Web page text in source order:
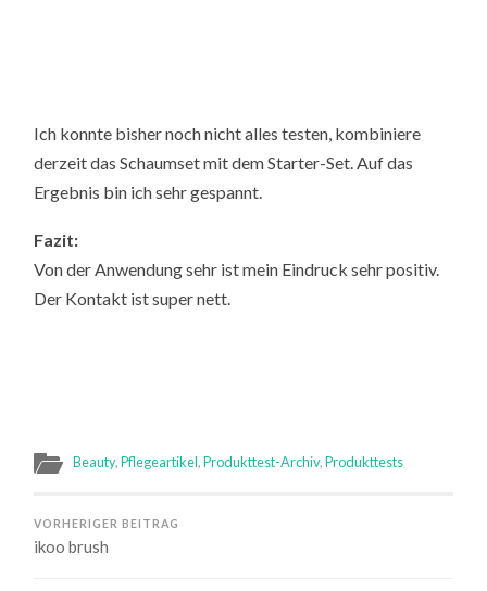
Ich konnte bisher noch nicht alles testen, kombiniere
derzeit das Schaumset mit dem Starter-Set. Auf das
Ergebnis bin ich sehr gespannt.
Fazit:
Von der Anwendung sehr ist mein Eindruck sehr positiv.
Der Kontakt ist super nett.
Beauty,Pflegeartikel,Produkttest-Archiv,Produkttests
VORHERIGER BEITRAG
ikoo brush